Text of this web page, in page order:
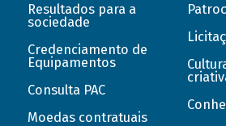
Resultados para a
sociedade
Credenciamento de
Equipamentos
Consulta PAC
Moedas contratuais